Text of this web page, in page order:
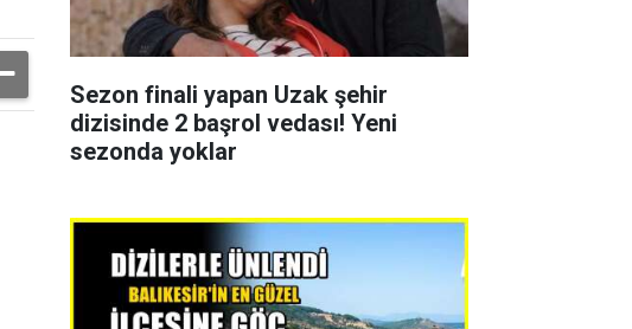
Sezon finali yapan Uzak şehir
dizisinde 2 başrol vedası! Yeni
sezonda yoklar